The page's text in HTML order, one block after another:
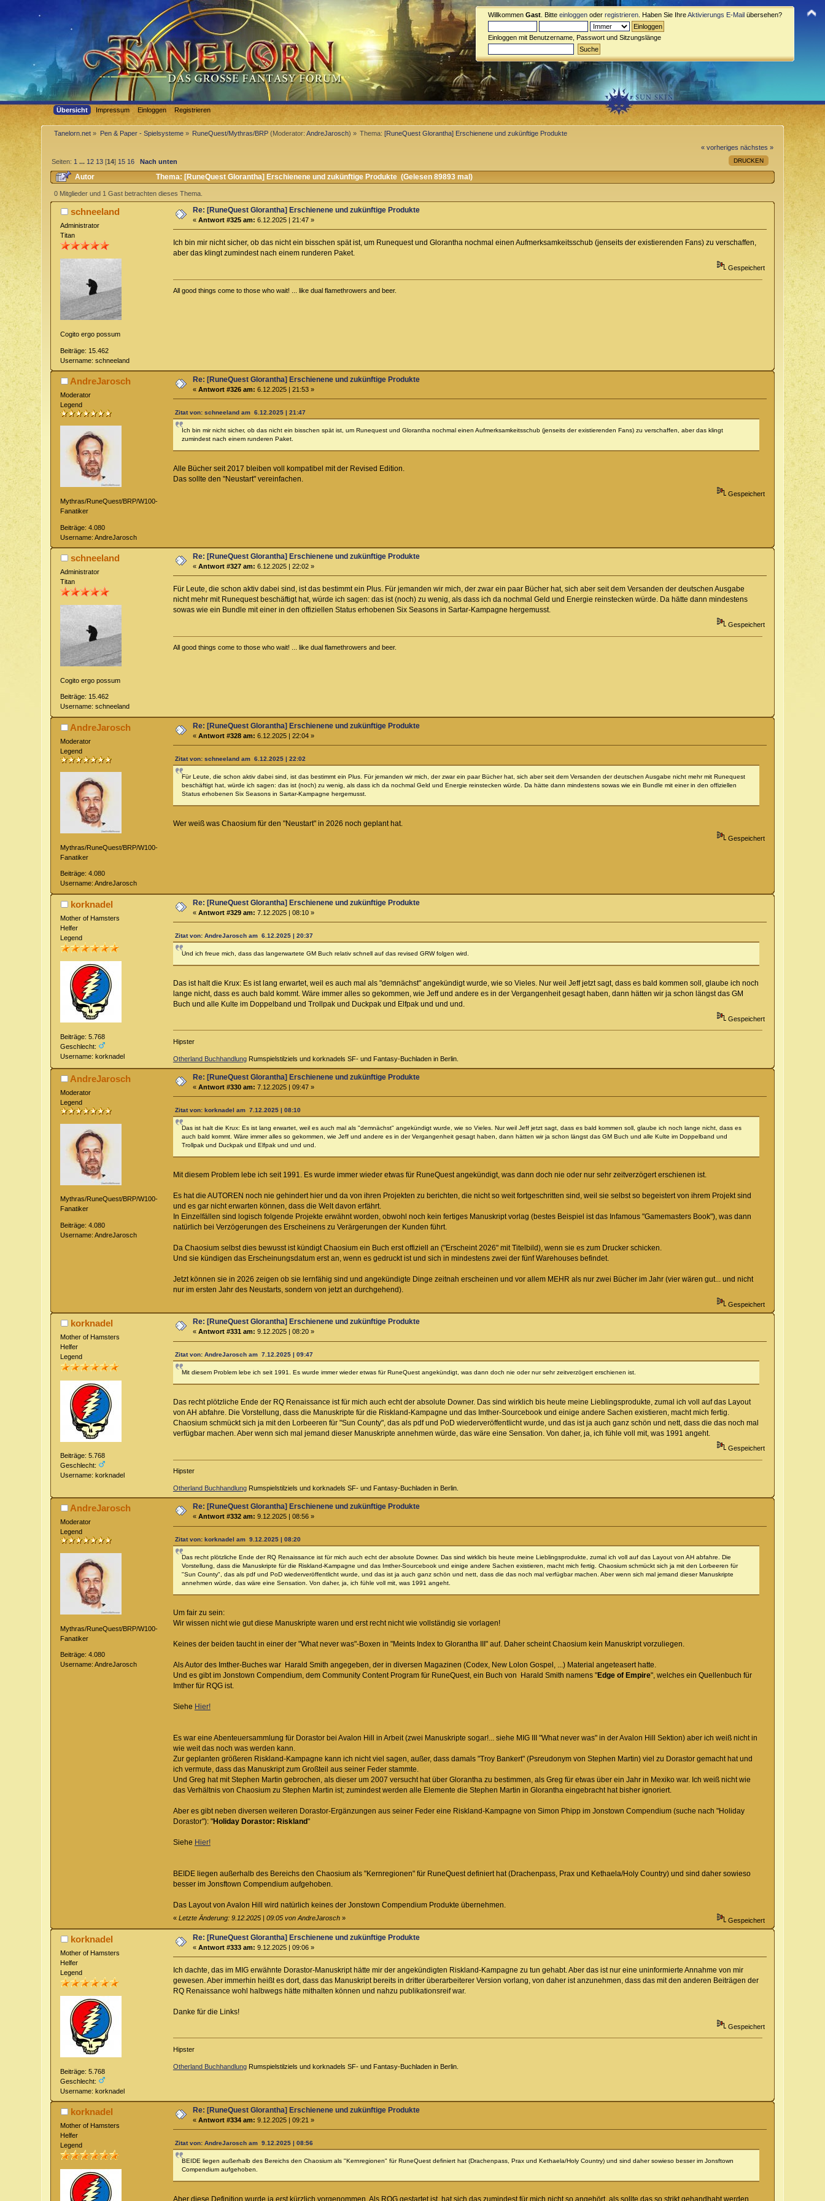
Willkommen Gast . Bitte einloggen oder registrieren . Haben Sie IhreAktivierungs E-Mail übersehen?
Einloggen mit Benutzername, Passwort und Sitzungslänge
Übersicht Impressum Einloggen Registrieren
Tanelorn.net » Pen & Paper - Spielsysteme» RuneQuest/Mythras/BRP (Moderator:AndreJarosch) » Thema:[RuneQuest Glorantha] Erschienene und zukünftige Produkte
« vorheriges nächstes »
DRUCKEN
Seiten: 1 ... 12 13 [14] 15 16 Nach unten
Autor Thema: [RuneQuest Glorantha] Erschienene und zukünftige Produkte (Gelesen 89893 mal)
0 Mitglieder und 1 Gast betrachten dieses Thema.
schneeland
Administrator
Titan
Cogito ergo possum
Beiträge: 15.462
Username: schneeland
Re: [RuneQuest Glorantha] Erschienene und zukünftige Produkte
«Antwort #325 am: 6.12.2025 | 21:47 »
Ich bin mir nicht sicher, ob das nicht ein bisschen spät ist, um Runequest und Glorantha nochmal einen Aufmerksamkeitsschub (jenseits der existierenden Fans) zu verschaffen,
aber das klingt zumindest nach einem runderen Paket.
Gespeichert
All good things come to those who wait! ... like dual flamethrowers and beer.
AndreJarosch
Moderator
Legend
Mythras/RuneQuest/BRP/W100-
Fanatiker
Beiträge: 4.080
Username: AndreJarosch
Re: [RuneQuest Glorantha] Erschienene und zukünftige Produkte
«Antwort #326 am: 6.12.2025 | 21:53 »
Zitat von: schneeland am 6.12.2025 | 21:47
Ich bin mir nicht sicher, ob das nicht ein bisschen spät ist, um Runequest und Glorantha nochmal einen Aufmerksamkeitsschub (jenseits der existierenden Fans) zu verschaffen, aber das klingt
zumindest nach einem runderen Paket.
Alle Bücher seit 2017 bleiben voll kompatibel mit der Revised Edition.
Das sollte den "Neustart" vereinfachen.
Gespeichert
schneeland
Administrator
Titan
Cogito ergo possum
Beiträge: 15.462
Username: schneeland
Re: [RuneQuest Glorantha] Erschienene und zukünftige Produkte
«Antwort #327 am: 6.12.2025 | 22:02 »
Für Leute, die schon aktiv dabei sind, ist das bestimmt ein Plus. Für jemanden wir mich, der zwar ein paar Bücher hat, sich aber seit dem Versanden der deutschen Ausgabe
nicht mehr mit Runequest beschäftigt hat, würde ich sagen: das ist (noch) zu wenig, als dass ich da nochmal Geld und Energie reinstecken würde. Da hätte dann mindestens
sowas wie ein Bundle mit einer in den offiziellen Status erhobenen Six Seasons in Sartar-Kampagne hergemusst.
Gespeichert
All good things come to those who wait! ... like dual flamethrowers and beer.
AndreJarosch
Moderator
Legend
Mythras/RuneQuest/BRP/W100-
Fanatiker
Beiträge: 4.080
Username: AndreJarosch
Re: [RuneQuest Glorantha] Erschienene und zukünftige Produkte
«Antwort #328 am: 6.12.2025 | 22:04 »
Zitat von: schneeland am 6.12.2025 | 22:02
Für Leute, die schon aktiv dabei sind, ist das bestimmt ein Plus. Für jemanden wir mich, der zwar ein paar Bücher hat, sich aber seit dem Versanden der deutschen Ausgabe nicht mehr mit Runequest
beschäftigt hat, würde ich sagen: das ist (noch) zu wenig, als dass ich da nochmal Geld und Energie reinstecken würde. Da hätte dann mindestens sowas wie ein Bundle mit einer in den offiziellen
Status erhobenen Six Seasons in Sartar-Kampagne hergemusst.
Wer weiß was Chaosium für den "Neustart" in 2026 noch geplant hat.
Gespeichert
korknadel
Mother of Hamsters
Helfer
Legend
Beiträge: 5.768
Geschlecht:
Username: korknadel
Re: [RuneQuest Glorantha] Erschienene und zukünftige Produkte
«Antwort #329 am: 7.12.2025 | 08:10 »
Zitat von: AndreJarosch am 6.12.2025 | 20:37
Und ich freue mich, dass das langerwartete GM Buch relativ schnell auf das revised GRW folgen wird.
Das ist halt die Krux: Es ist lang erwartet, weil es auch mal als "demnächst" angekündigt wurde, wie so Vieles. Nur weil Jeff jetzt sagt, dass es bald kommen soll, glaube ich noch
lange nicht, dass es auch bald kommt. Wäre immer alles so gekommen, wie Jeff und andere es in der Vergangenheit gesagt haben, dann hätten wir ja schon längst das GM
Buch und alle Kulte im Doppelband und Trollpak und Duckpak und Elfpak und und und.
Gespeichert
Hipster
Otherland BuchhandlungRumspielstilziels und korknadels SF- und Fantasy-Buchladen in Berlin.
AndreJarosch
Moderator
Legend
Mythras/RuneQuest/BRP/W100-
Fanatiker
Beiträge: 4.080
Username: AndreJarosch
Re: [RuneQuest Glorantha] Erschienene und zukünftige Produkte
«Antwort #330 am: 7.12.2025 | 09:47 »
Zitat von: korknadel am 7.12.2025 | 08:10
Das ist halt die Krux: Es ist lang erwartet, weil es auch mal als "demnächst" angekündigt wurde, wie so Vieles. Nur weil Jeff jetzt sagt, dass es bald kommen soll, glaube ich noch lange nicht, dass es
auch bald kommt. Wäre immer alles so gekommen, wie Jeff und andere es in der Vergangenheit gesagt haben, dann hätten wir ja schon längst das GM Buch und alle Kulte im Doppelband und
Trollpak und Duckpak und Elfpak und und und.
Mit diesem Problem lebe ich seit 1991. Es wurde immer wieder etwas für RuneQuest angekündigt, was dann doch nie oder nur sehr zeitverzögert erschienen ist.
Es hat die AUTOREN noch nie gehindert hier und da von ihren Projekten zu berichten, die nicht so weit fortgeschritten sind, weil sie selbst so begeistert von ihrem Projekt sind
und es gar nicht erwarten können, dass die Welt davon erfährt.
In Einzelfällen sind logisch folgende Projekte erwähnt worden, obwohl noch kein fertiges Manuskript vorlag (bestes Beispiel ist das Infamous "Gamemasters Book"), was dann
natürlich bei Verzögerungen des Erscheinens zu Verärgerungen der Kunden führt.
Da Chaosium selbst dies bewusst ist kündigt Chaosium ein Buch erst offiziell an ("Erscheint 2026" mit Titelbild), wenn sie es zum Drucker schicken.
Und sie kündigen das Erscheinungsdatum erst an, wenn es gedruckt ist und sich in mindestens zwei der fünf Warehouses befindet.
Jetzt können sie in 2026 zeigen ob sie lernfähig sind und angekündigte Dinge zeitnah erscheinen und vor allem MEHR als nur zwei Bücher im Jahr (vier wären gut... und nicht
nur im ersten Jahr des Neustarts, sondern von jetzt an durchgehend).
Gespeichert
korknadel
Mother of Hamsters
Helfer
Legend
Beiträge: 5.768
Geschlecht:
Username: korknadel
Re: [RuneQuest Glorantha] Erschienene und zukünftige Produkte
«Antwort #331 am: 9.12.2025 | 08:20 »
Zitat von: AndreJarosch am 7.12.2025 | 09:47
Mit diesem Problem lebe ich seit 1991. Es wurde immer wieder etwas für RuneQuest angekündigt, was dann doch nie oder nur sehr zeitverzögert erschienen ist.
Das recht plötzliche Ende der RQ Renaissance ist für mich auch echt der absolute Downer. Das sind wirklich bis heute meine Lieblingsprodukte, zumal ich voll auf das Layout
von AH abfahre. Die Vorstellung, dass die Manuskripte für die Riskland-Kampagne und das Imther-Sourcebook und einige andere Sachen existieren, macht mich fertig.
Chaosium schmückt sich ja mit den Lorbeeren für "Sun County", das als pdf und PoD wiederveröffentlicht wurde, und das ist ja auch ganz schön und nett, dass die das noch mal
verfügbar machen. Aber wenn sich mal jemand dieser Manuskripte annehmen würde, das wäre eine Sensation. Von daher, ja, ich fühle voll mit, was 1991 angeht.
Gespeichert
Hipster
Otherland BuchhandlungRumspielstilziels und korknadels SF- und Fantasy-Buchladen in Berlin.
AndreJarosch
Moderator
Legend
Mythras/RuneQuest/BRP/W100-
Fanatiker
Beiträge: 4.080
Username: AndreJarosch
Re: [RuneQuest Glorantha] Erschienene und zukünftige Produkte
«Antwort #332 am: 9.12.2025 | 08:56 »
Zitat von: korknadel am 9.12.2025 | 08:20
Das recht plötzliche Ende der RQ Renaissance ist für mich auch echt der absolute Downer. Das sind wirklich bis heute meine Lieblingsprodukte, zumal ich voll auf das Layout von AH abfahre. Die
Vorstellung, dass die Manuskripte für die Riskland-Kampagne und das Imther-Sourcebook und einige andere Sachen existieren, macht mich fertig. Chaosium schmückt sich ja mit den Lorbeeren für
"Sun County", das als pdf und PoD wiederveröffentlicht wurde, und das ist ja auch ganz schön und nett, dass die das noch mal verfügbar machen. Aber wenn sich mal jemand dieser Manuskripte
annehmen würde, das wäre eine Sensation. Von daher, ja, ich fühle voll mit, was 1991 angeht.
Um fair zu sein:
Wir wissen nicht wie gut diese Manuskripte waren und erst recht nicht wie vollständig sie vorlagen!
Keines der beiden taucht in einer der "What never was"-Boxen in "Meints Index to Glorantha III" auf. Daher scheint Chaosium kein Manuskript vorzuliegen.
Als Autor des Imther-Buches war Harald Smith angegeben, der in diversen Magazinen (Codex, New Lolon Gospel, ...) Material angeteasert hatte.
Und es gibt im Jonstown Compendium, dem Community Content Program für RuneQuest, ein Buch von Harald Smith namens "Edge of Empire", welches ein Quellenbuch für
Imther für RQG ist.
Siehe Hier!
Es war eine Abenteuersammlung für Dorastor bei Avalon Hill in Arbeit (zwei Manuskripte sogar!... siehe MIG III "What never was" in der Avalon Hill Sektion) aber ich weiß nicht in
wie weit das noch was werden kann.
Zur geplanten größeren Riskland-Kampagne kann ich nicht viel sagen, außer, dass damals "Troy Bankert" (Psreudonym von Stephen Martin) viel zu Dorastor gemacht hat und
ich vermute, dass das Manuskript zum Großteil aus seiner Feder stammte.
Und Greg hat mit Stephen Martin gebrochen, als dieser um 2007 versucht hat über Glorantha zu bestimmen, als Greg für etwas über ein Jahr in Mexiko war. Ich weiß nicht wie
das Verhältnis von Chaosium zu Stephen Martin ist; zumindest werden alle Elemente die Stephen Martin in Glorantha eingebracht hat bisher ignoriert.
Aber es gibt neben diversen weiteren Dorastor-Ergänzungen aus seiner Feder eine Riskland-Kampagne von Simon Phipp im Jonstown Compendium (suche nach "Holiday
Dorastor"): "Holiday Dorastor: Riskland"
Siehe Hier!
BEIDE liegen außerhalb des Bereichs den Chaosium als "Kernregionen" für RuneQuest definiert hat (Drachenpass, Prax und Kethaela/Holy Country) und sind daher sowieso
besser im Jonsftown Compendium aufgehoben.
Das Layout von Avalon Hill wird natürlich keines der Jonstown Compendium Produkte übernehmen.
« Letzte Änderung: 9.12.2025 | 09:05 von AndreJarosch» Gespeichert
korknadel
Mother of Hamsters
Helfer
Legend
Beiträge: 5.768
Geschlecht:
Username: korknadel
Re: [RuneQuest Glorantha] Erschienene und zukünftige Produkte
«Antwort #333 am: 9.12.2025 | 09:06 »
Ich dachte, das im MIG erwähnte Dorastor-Manuskript hätte mir der angekündigten Riskland-Kampagne zu tun gehabt. Aber das ist nur eine uninformierte Annahme von mir
gewesen. Aber immerhin heißt es dort, dass das Manuskript bereits in dritter überarbeiterer Version vorlang, von daher ist anzunehmen, dass das mit den anderen Beiträgen der
RQ Renaissance wohl halbwegs hätte mithalten können und nahzu publikationsreif war.
Danke für die Links!
Gespeichert
Hipster
Otherland BuchhandlungRumspielstilziels und korknadels SF- und Fantasy-Buchladen in Berlin.
korknadel
Mother of Hamsters
Helfer
Legend
Re: [RuneQuest Glorantha] Erschienene und zukünftige Produkte
«Antwort #334 am: 9.12.2025 | 09:21 »
Zitat von: AndreJarosch am 9.12.2025 | 08:56
BEIDE liegen außerhalb des Bereichs den Chaosium als "Kernregionen" für RuneQuest definiert hat (Drachenpass, Prax und Kethaela/Holy Country) und sind daher sowieso besser im Jonsftown
Compendium aufgehoben.
Aber diese Definition wurde ja erst kürzlich vorgenommen. Als RQG gestartet ist, hat sich das zumindest für mich nicht so angehört, als sollte das so strikt gehandhabt werden.